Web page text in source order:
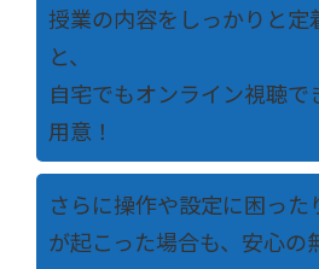
授業の内容をしっかりと定
と、
自宅でもオンライン視聴
用意！
さらに操作や設定に困った
が起こった場合も、安心の